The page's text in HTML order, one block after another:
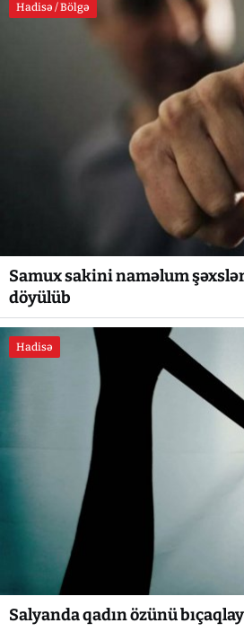
Hadisə / Bölgə
Samux sakini naməlum
döyülüb
Hadisə
Salyanda qadın özünü